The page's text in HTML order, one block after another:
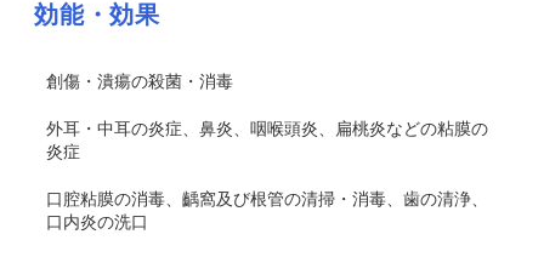
効能・効果
創傷・潰瘍の殺菌・消毒
外耳・中耳の炎症、鼻炎、咽喉頭炎、扁桃炎などの粘膜の
炎症
口腔粘膜の消毒、齲窩及び根管の清掃・消毒、歯の清浄、
口内炎の洗口